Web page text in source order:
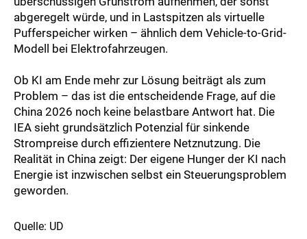
abgeregelt würde, und in Lastspitzen als virtuelle
Pufferspeicher wirken – ähnlich dem Vehicle-to-Grid-
Modell bei Elektrofahrzeugen.
Ob KI am Ende mehr zur Lösung beiträgt als zum
Problem – das ist die entscheidende Frage, auf die
China 2026 noch keine belastbare Antwort hat. Die
IEA sieht grundsätzlich Potenzial für sinkende
Strompreise durch effizientere Netznutzung. Die
Realität in China zeigt: Der eigene Hunger der KI nach
Energie ist inzwischen selbst ein Steuerungsproblem
geworden.
Quelle: UD